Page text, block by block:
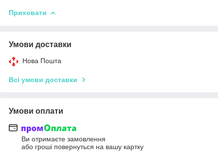
Приховати
Умови доставки
Нова Пошта
Всі умови доставки
Умови оплати
Ви отримаєте замовлення
або гроші повернуться на вашу картку